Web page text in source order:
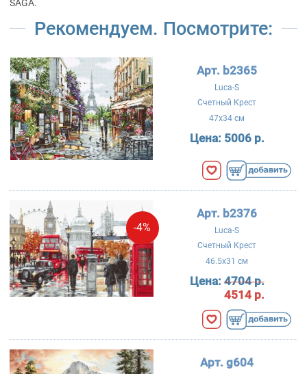
SAGA.
Рекомендуем. Посмотрите:
Арт. b2365
Luca-S
Счетный Крест
47x34 см
Цена: 5006 р.
-4%
Арт. b2376
Luca-S
Счетный Крест
46.5x31 см
Цена:4704 р.
4514 р.
Арт. g604